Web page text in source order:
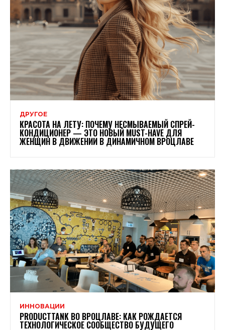
ДРУГОЕ
КРАСОТА НА ЛЕТУ: ПОЧЕМУ НЕСМЫВАЕМЫЙ СПРЕЙ-
КОНДИЦИОНЕР — ЭТО НОВЫЙ MUST-HAVE ДЛЯ
ЖЕНЩИН В ДВИЖЕНИИ В ДИНАМИЧНОМ ВРОЦЛАВЕ
ИННОВАЦИИ
PRODUCTTANK ВО ВРОЦЛАВЕ: КАК РОЖДАЕТСЯ
ТЕХНОЛОГИЧЕСКОЕ СООБЩЕСТВО БУДУЩЕГО